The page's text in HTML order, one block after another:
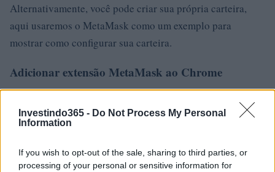
Investindo365 - Do Not Process My Personal
Information
If you wish to opt-out of the sale, sharing to third parties, or
processing of your personal or sensitive information for
Alternativamente, você pode criar sua própria carteira,
aqui usaremos o MetaMask como um exemplo para
mostrar como configurar sua carteira.
Adicionar extensão MetaMask ao Chrome
Recomendamos usar o Google Chrome ou o Brave Browser
aqui. Vá para a Chrome Web Store e pesquise MetaMask,
certifique-se de que a extensão seja oferecida por
ao Chrome.